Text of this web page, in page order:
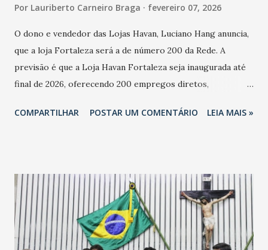
Por Lauriberto Carneiro Braga fevereiro 07, 2026
O dono e vendedor das Lojas Havan, Luciano Hang anuncia,
que a loja Fortaleza será a de número 200 da Rede. A
previsão é que a Loja Havan Fortaleza seja inaugurada até
final de 2026, oferecendo 200 empregos diretos,
Havan Fortaleza ainda não foi anunciada oficialmente, mas
COMPARTILHAR POSTAR UM COMENTÁRIO LEIA MAIS »